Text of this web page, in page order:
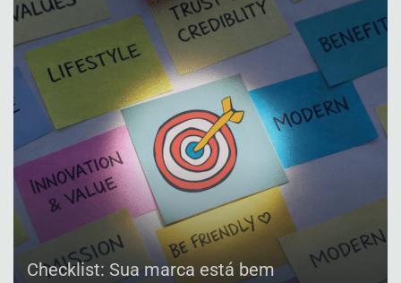
Checklist: Sua marca está bem